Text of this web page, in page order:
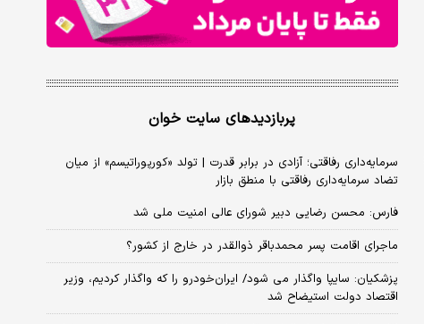
پربازدیدهای سایت خوان
سرمایه‌داری رفاقتی؛ آزادی در برابر قدرت | تولد «کورپوراتیسم» از میان
تضاد سرمایه‌داری رفاقتی با منطق بازار
فارس: محسن رضایی دبیر شورای عالی امنیت ملی شد
ماجرای اقامت پسر محمدباقر ذوالقدر در خارج از کشور؟
پزشکیان: سایپا واگذار می شود/ ایران‌خودرو را که واگذار کردیم، وزیر
اقتصاد دولت استیضاح شد